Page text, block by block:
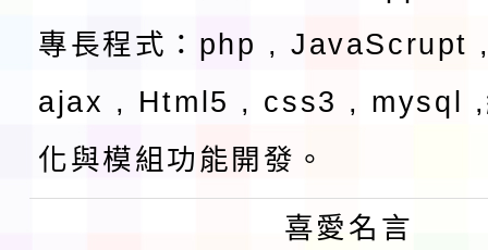
專長程式：php , JavaScrupt
ajax , Html5 , css3 , mysql ,
化與模組功能開發。
喜愛名言